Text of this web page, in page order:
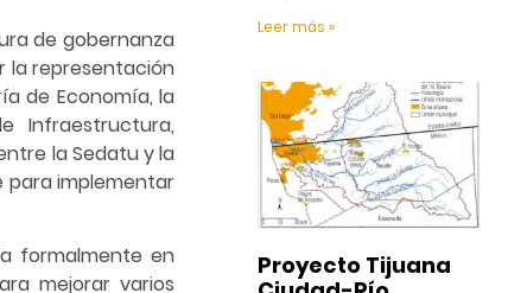
de gobernanza
la representación
de Economía, la
Infraestructura,
la Sedatu y la
para implementar
formalmente en
mejorar varios
Leer más »
Proyecto Tijuana